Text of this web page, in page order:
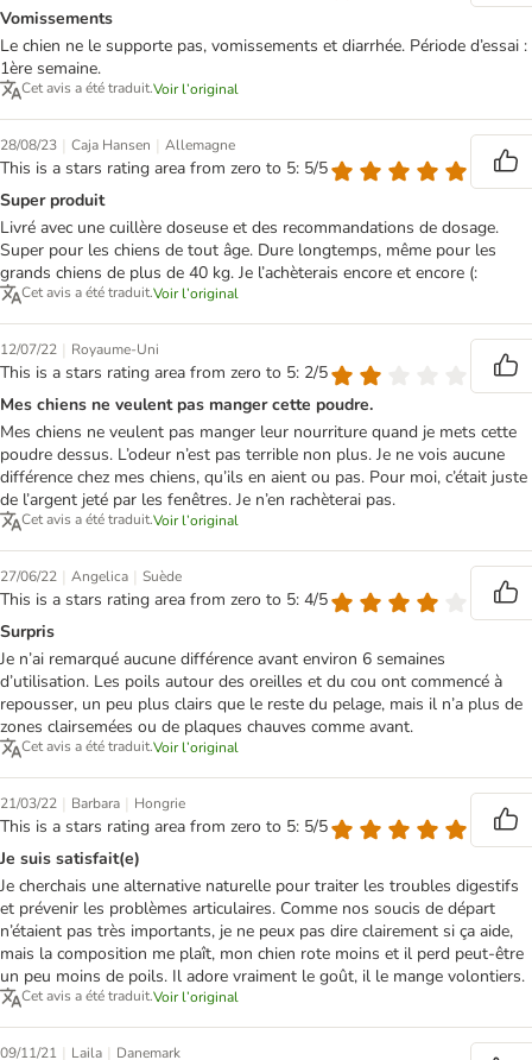
Vomissements
Le chien ne le supporte pas, vomissements et diarrhée. Période d’essai :
1ère semaine.
Cet avis a été traduit.Voir l’original
28/08/23 | Caja Hansen | Allemagne
This is a stars rating area from zero to 5: 5/5
Super produit
Livré avec une cuillère doseuse et des recommandations de dosage.
Super pour les chiens de tout âge. Dure longtemps, même pour les
grands chiens de plus de 40 kg. Je l’achèterais encore et encore (:
Cet avis a été traduit.Voir l’original
12/07/22 | Royaume-Uni
This is a stars rating area from zero to 5: 2/5
Mes chiens ne veulent pas manger cette poudre.
Mes chiens ne veulent pas manger leur nourriture quand je mets cette
poudre dessus. L’odeur n’est pas terrible non plus. Je ne vois aucune
différence chez mes chiens, qu’ils en aient ou pas. Pour moi, c’était juste
de l’argent jeté par les fenêtres. Je n’en rachèterai pas.
Cet avis a été traduit.Voir l’original
27/06/22 | Angelica | Suède
This is a stars rating area from zero to 5: 4/5
Surpris
Je n’ai remarqué aucune différence avant environ 6 semaines
d’utilisation. Les poils autour des oreilles et du cou ont commencé à
repousser, un peu plus clairs que le reste du pelage, mais il n’a plus de
zones clairsemées ou de plaques chauves comme avant.
Cet avis a été traduit.Voir l’original
21/03/22 | Barbara | Hongrie
This is a stars rating area from zero to 5: 5/5
Je suis satisfait(e)
Je cherchais une alternative naturelle pour traiter les troubles digestifs
et prévenir les problèmes articulaires. Comme nos soucis de départ
n’étaient pas très importants, je ne peux pas dire clairement si ça aide,
mais la composition me plaît, mon chien rote moins et il perd peut-être
un peu moins de poils. Il adore vraiment le goût, il le mange volontiers.
Cet avis a été traduit.Voir l’original
09/11/21 | Laila | Danemark